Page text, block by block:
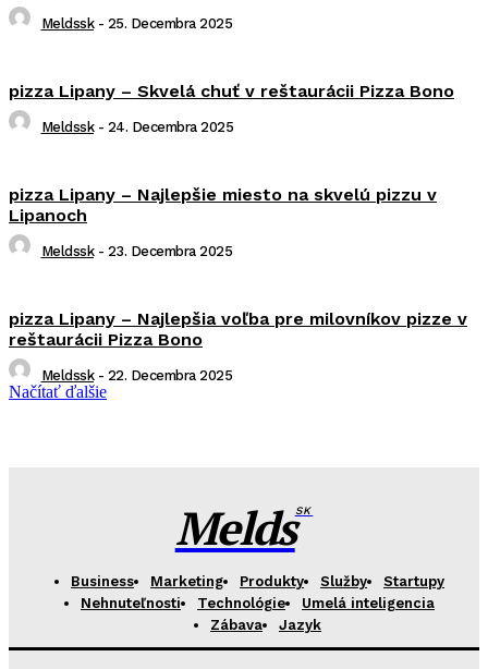
Meldssk - 25. Decembra 2025
pizza Lipany – Skvelá chuť v reštaurácii Pizza Bono
Meldssk - 24. Decembra 2025
pizza Lipany – Najlepšie miesto na skvelú pizzu v
Lipanoch
Meldssk - 23. Decembra 2025
pizza Lipany – Najlepšia voľba pre milovníkov pizze v
reštaurácii Pizza Bono
Meldssk - 22. Decembra 2025
Načítať ďalšie
MeldsSK
Business Marketing Produkty Služby
Startupy
Nehnuteľnosti
Technológie
Umelá inteligencia
Zábava
Jazyk